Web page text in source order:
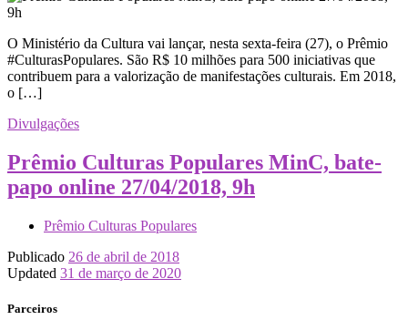
O Ministério da Cultura vai lançar, nesta sexta-feira (27), o Prêmio
#CulturasPopulares. São R$ 10 milhões para 500 iniciativas que
contribuem para a valorização de manifestações culturais. Em 2018,
o […]
Divulgações
Prêmio Culturas Populares MinC, bate-
papo online 27/04/2018, 9h
Prêmio Culturas Populares
Publicado 26 de abril de 2018
Updated 31 de março de 2020
Parceiros